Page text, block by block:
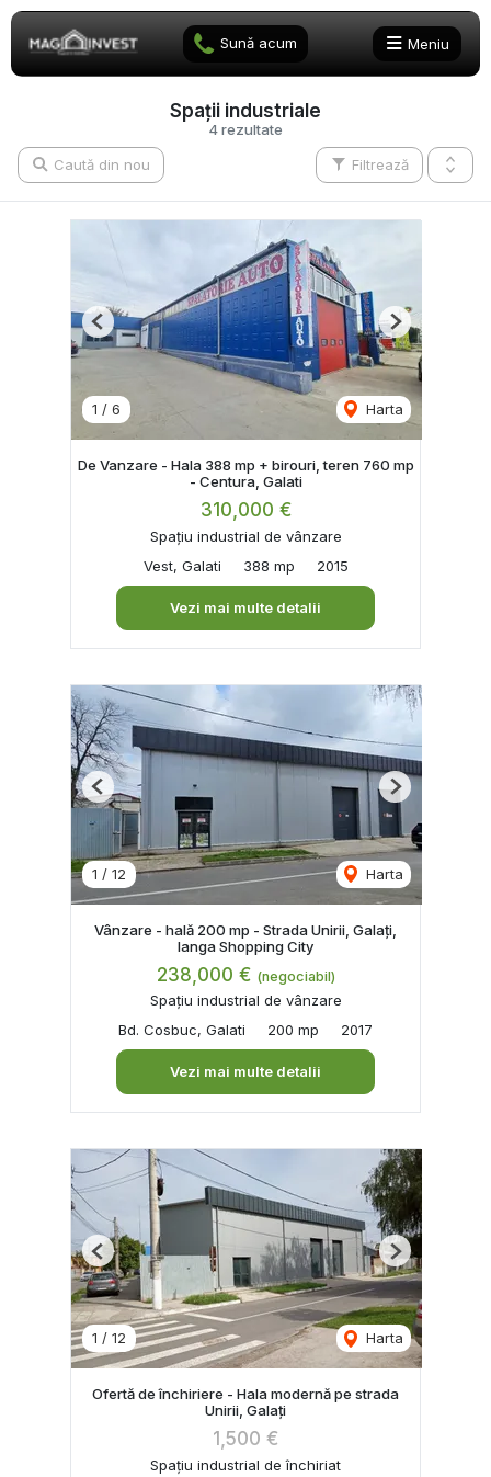
Sună acum Meniu
4 rezultate
Spații industriale
Filtrează
Caută din nou
1 / 6 Harta
Previous Next
De Vanzare - Hala 388 mp + birouri, teren 760 mp
- Centura, Galati
310,000 €
Spațiu industrial de vânzare
Vest, Galati
388 mp 2015
Vezi mai multe detalii
1 / 12 Harta
Previous Next
Vânzare - hală 200 mp - Strada Unirii, Galați,
langa Shopping City
238,000 € (negociabil)
Spațiu industrial de vânzare
Bd. Cosbuc, Galati
200 mp 2017
Vezi mai multe detalii
1 / 12 Harta
Previous Next
Ofertă de închiriere - Hala modernă pe strada
Unirii, Galați
1,500 €
Spațiu industrial de închiriat